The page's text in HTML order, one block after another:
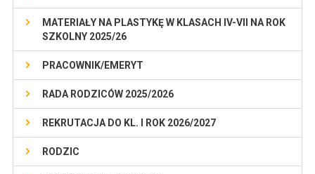
MATERIAŁY NA PLASTYKĘ W KLASACH IV-VII NA ROK
SZKOLNY 2025/26
PRACOWNIK/EMERYT
RADA RODZICÓW 2025/2026
REKRUTACJA DO KL. I ROK 2026/2027
RODZIC